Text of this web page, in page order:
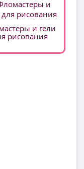
и гели
рисования